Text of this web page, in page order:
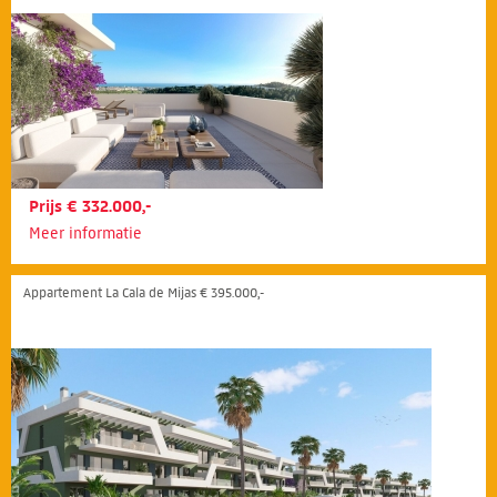
Prijs € 332.000,-
Meer informatie
Appartement La Cala de Mijas € 395.000,-